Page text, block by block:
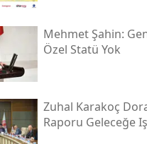
Mehmet Şahin:
Özel Statü Yok
Zuhal Karakoç
Raporu Geleceğe